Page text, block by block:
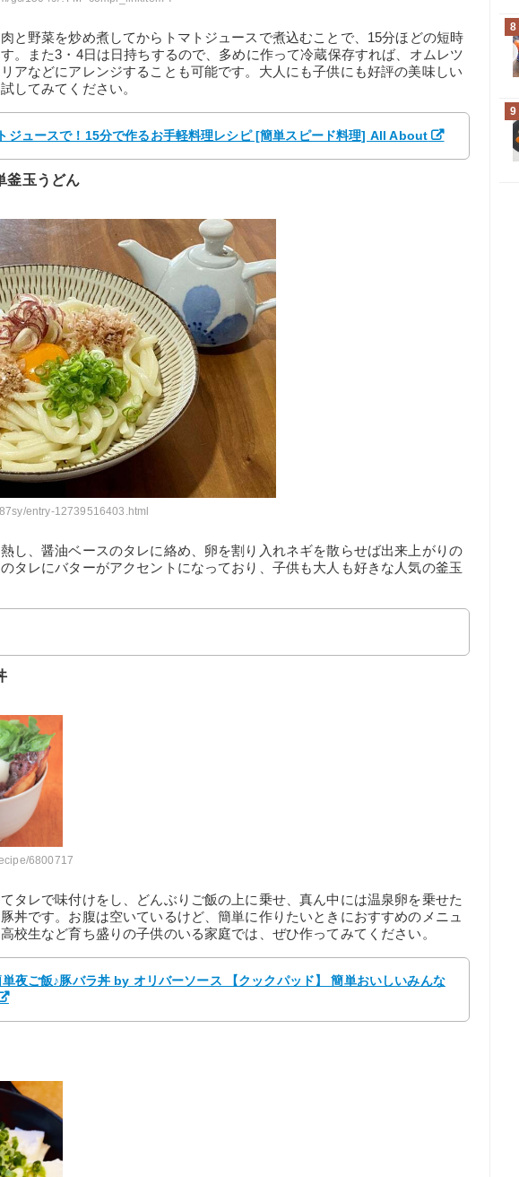
と野菜を炒め煮してからトマトジュースで煮込むことで、15分ほどの短時
。また3・4日は日持ちするので、多めに作って冷蔵保存すれば、オムレツ
アなどにアレンジすることも可能です。大人にも子供にも好評の美味しい
してみてください。
ジュースで！15分で作るお手軽料理レシピ [簡単スピード料理] All About
釜玉うどん
entry-12739516403.html
し、醤油ベースのタレに絡め、卵を割り入れネギを散らせば出来上がりの
タレにバターがアクセントになっており、子供も大人も好きな人気の釜玉
6800717
タレで味付けをし、どんぶりご飯の上に乗せ、真ん中には温泉卵を乗せた
丼です。お腹は空いているけど、簡単に作りたいときにおすすめのメニュ
校生など育ち盛りの子供のいる家庭では、ぜひ作ってみてください。
夜ご飯♪豚バラ丼 by オリバーソース 【クックパッド】 簡単おいしいみんな
8
9